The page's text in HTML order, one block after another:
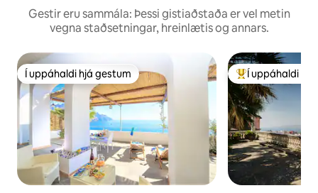
Gestir eru sammála: Þessi gistiaðstaða er vel metin
vegna staðsetningar, hreinlætis og annars.
Í uppáhaldi hjá gestum
Í uppáhaldi hjá gestum Í mestu
Í uppáhaldi